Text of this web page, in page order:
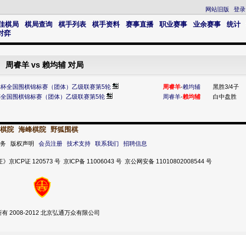
网站旧版 登录
棋局 棋局查询 棋手列表 棋手资料 赛事直播 职业赛事 业余赛事 统计
弈
周睿羊 vs 赖均辅 对局
全国围棋锦标赛（团体）乙级联赛第5轮 周睿羊-赖均辅 黑胜3/4子
国围棋锦标赛（团体）乙级联赛第5轮 周睿羊-赖均辅 白中盘胜
院 海峰棋院 野狐围棋
版权声明 会员注册 技术支持 联系我们 招聘信息
》京ICP证 120573 号 京ICP备 11006043 号 京公网安备 11010802008544 号
有 2008-2012 北京弘通万众有限公司